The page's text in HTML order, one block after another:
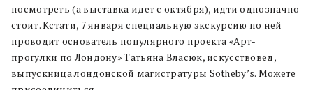
посмотреть (а выставка идет с октября), идти однозначно
стоит. Кстати, 7 января специальную экскурсию по ней
проводит основатель популярного проекта «Арт-
прогулки по Лондону» Татьяна Власюк, искусствовед,
выпускница лондонской магистратуры Sotheby’s. Можете